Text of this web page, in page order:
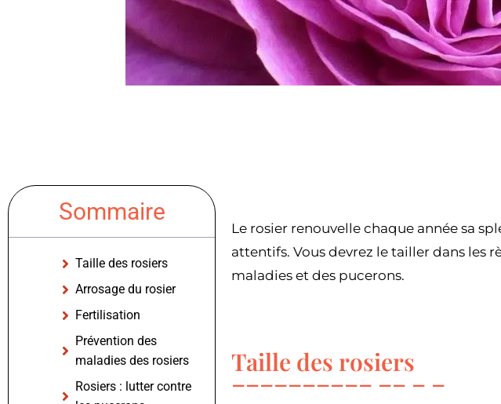
Sommaire
Taille des rosiers
Arrosage du rosier
Fertilisation
Prévention des
maladies des rosiers
Rosiers : lutter contre
Le rosier renouvelle chaque année sa
attentifs. Vous devrez le tailler dans les
maladies et des pucerons.
Taille des rosiers